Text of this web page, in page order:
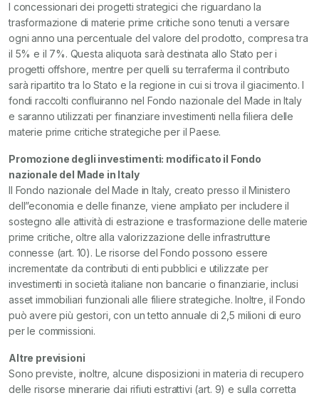
I concessionari dei progetti strategici che riguardano la
trasformazione di materie prime critiche sono tenuti a versare
ogni anno una percentuale del valore del prodotto, compresa tra
il 5% e il 7%. Questa aliquota sarà destinata allo Stato per i
progetti offshore, mentre per quelli su terraferma il contributo
sarà ripartito tra lo Stato e la regione in cui si trova il giacimento. I
fondi raccolti confluiranno nel Fondo nazionale del Made in Italy
e saranno utilizzati per finanziare investimenti nella filiera delle
materie prime critiche strategiche per il Paese.
Promozione degli investimenti: modificato il Fondo
nazionale del Made in Italy
Il Fondo nazionale del Made in Italy, creato presso il Ministero
dell”economia e delle finanze, viene ampliato per includere il
sostegno alle attività di estrazione e trasformazione delle materie
prime critiche, oltre alla valorizzazione delle infrastrutture
connesse (art. 10). Le risorse del Fondo possono essere
incrementate da contributi di enti pubblici e utilizzate per
investimenti in società italiane non bancarie o finanziarie, inclusi
asset immobiliari funzionali alle filiere strategiche. Inoltre, il Fondo
può avere più gestori, con un tetto annuale di 2,5 milioni di euro
per le commissioni.
Altre previsioni
Sono previste, inoltre, alcune disposizioni in materia di recupero
delle risorse minerarie dai rifiuti estrattivi (art. 9) e sulla corretta